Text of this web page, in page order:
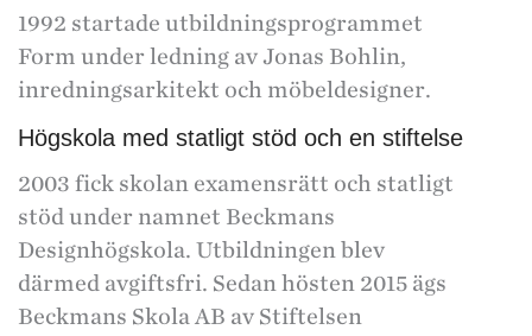
1992 startade utbildningsprogrammet
Form under ledning av Jonas Bohlin,
inredningsarkitekt och möbeldesigner.
Högskola med statligt stöd och en stiftelse
2003 fick skolan examensrätt och statligt
stöd under namnet Beckmans
Designhögskola. Utbildningen blev
därmed avgiftsfri. Sedan hösten 2015 ägs
Beckmans Skola AB av Stiftelsen